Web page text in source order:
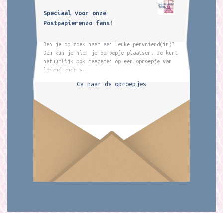
Speciaal voor onze
Postpapierenzo fans!
Ben je op zoek naar een leuke penvriend(in)?
Dan kun je hier je oproepje plaatsen. Je kunt
natuurlijk ook reageren op een oproepje van
iemand anders.
Ga naar de oproepjes